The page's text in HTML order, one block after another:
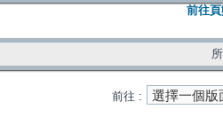
前往
前往 :